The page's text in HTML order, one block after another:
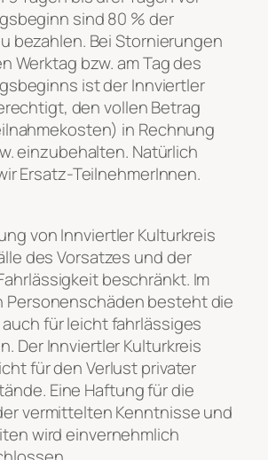
sind 80 % der
bezahlen. Bei Stornierungen
Werktag bzw. am Tag des
ist der Innviertler
den vollen Betrag
in Rechnung
einzubehalten. Natürlich
Ersatz-TeilnehmerInnen.
von Innviertler Kulturkreis
des Vorsatzes und der
beschränkt. Im
Personenschäden besteht die
für leicht fahrlässiges
Der Innviertler Kulturkreis
für den Verlust privater
Eine Haftung für die
vermittelten Kenntnisse und
wird einvernehmlich